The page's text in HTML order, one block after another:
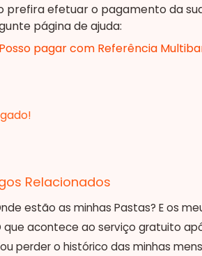
prefira efetuar o pagamento da
página de ajuda:
Posso pagar com Referência
Relacionados
estão as minhas Pastas? E os
que acontece ao serviço gratuito
perder o histórico das minhas